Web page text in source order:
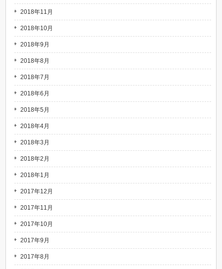
2018年11月
2018年10月
2018年9月
2018年8月
2018年7月
2018年6月
2018年5月
2018年4月
2018年3月
2018年2月
2018年1月
2017年12月
2017年11月
2017年10月
2017年9月
2017年8月